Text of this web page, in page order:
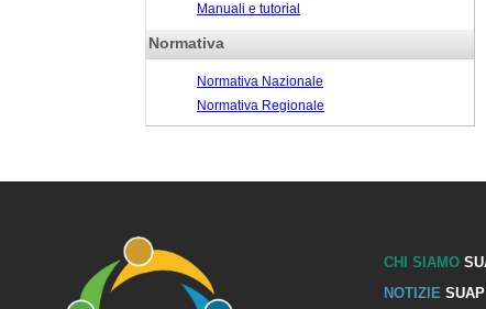
Manuali e tutorial
Normativa
Normativa Nazionale
Normativa Regionale
CHI SIAMO
NOTIZIE